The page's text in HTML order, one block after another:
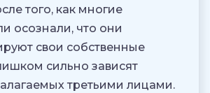
того, как многие
осознали, что они
свои собственные
сильно зависят
третьими лицами.